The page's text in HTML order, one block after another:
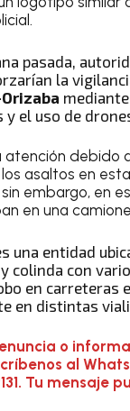
pasada,
la
y el uso de
atención debido
asaltos en
embargo, en
en una
una entidad
colinda con
en carreteras
en distintas
o
al
Tu mensaje